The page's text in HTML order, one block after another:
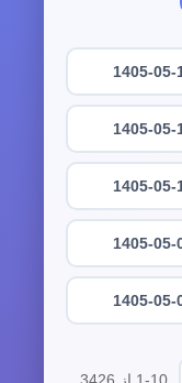
1405-05-
1405-05-
1405-05-
1405-05-
1405-05-
1-10 از 3426